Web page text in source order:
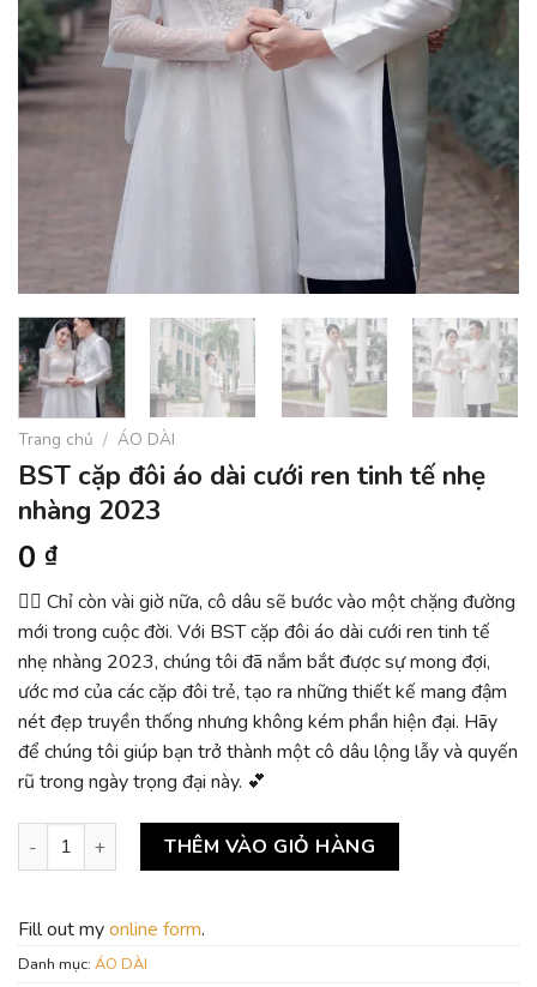
Trang chủ / ÁO DÀI
BST cặp đôi áo dài cưới ren tinh tế nhẹ
nhàng 2023
0 ₫
👰‍♀️ Chỉ còn vài giờ nữa, cô dâu sẽ bước vào một chặng đường
mới trong cuộc đời. Với BST cặp đôi áo dài cưới ren tinh tế
nhẹ nhàng 2023, chúng tôi đã nắm bắt được sự mong đợi,
ước mơ của các cặp đôi trẻ, tạo ra những thiết kế mang đậm
nét đẹp truyền thống nhưng không kém phần hiện đại. Hãy
để chúng tôi giúp bạn trở thành một cô dâu lộng lẫy và quyến
rũ trong ngày trọng đại này. 💕
BST cặp đôi áo dài cưới ren tinh tế nhẹ nhàng 2023 số lượng
THÊM VÀO GIỎ HÀNG
Fill out myonline form.
Danh mục: ÁO DÀI